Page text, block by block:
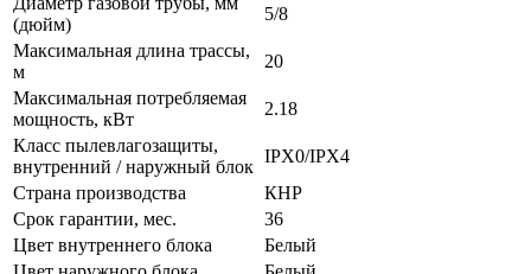
(дюйм)
5/8
Максимальная длина трассы,
м
20
Максимальная потребляемая
мощность, кВт
2.18
Класс пылевлагозащиты,
внутренний / наружный блок
IPX0/IPX4
Страна производства
КНР
Срок гарантии, мес.
36
Цвет внутреннего блока
Белый